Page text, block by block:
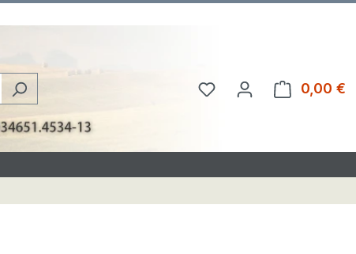
Du hast 0 Produkte
0,00 €